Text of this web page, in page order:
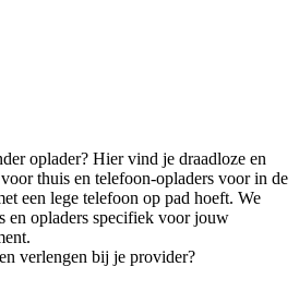
oplader? Hier vind je draadloze en
thuis en telefoon-opladers voor in de
een lege telefoon op pad hoeft. We
en opladers specifiek voor jouw
verlengen bij je provider?